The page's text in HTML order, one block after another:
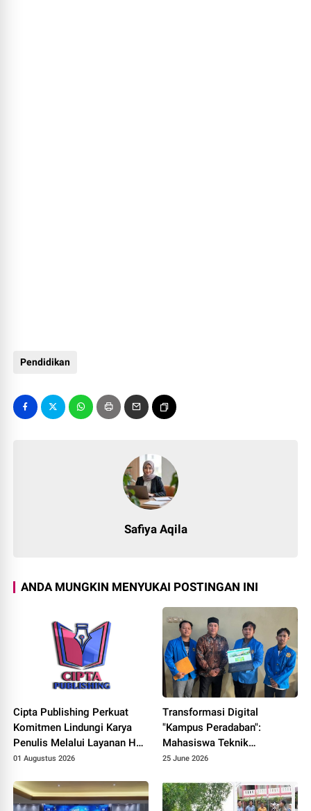
Pendidikan
Safiya Aqila
ANDA MUNGKIN MENYUKAI POSTINGAN INI
Cipta Publishing Perkuat
Komitmen Lindungi Karya
Penulis Melalui Layanan Hak
Cipta
01 Augustus 2026
Transformasi Digital
"Kampus Peradaban":
Mahasiswa Teknik
Informatika UNPAM
Online Terintegrasi untuk
MAS Al-Hasaniyah
25 June 2026